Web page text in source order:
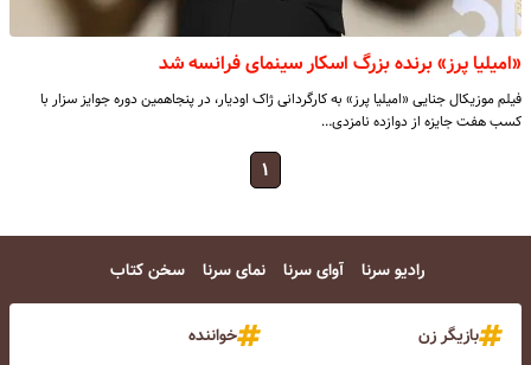
«امیلیا پرز» برنده بزرگ اسکار سینمای فرانسه شد
فیلم موزیکال جنایی «امیلیا پرز» به کارگردانی ژاک اودیار، در پنجاهمین دوره جوایز سزار با
کسب هفت جایزه از دوازده نامزدی…
۱
رادیو سرنا آوای سرنا نمای سرنا سخن کتاب
بازیگر زن
خواننده